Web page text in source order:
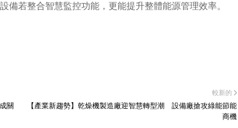
備若整合智慧監控功能，更能提升整體能源管理效率。
較新的
【產業新趨勢】乾燥機製造廠迎智慧轉型潮 設備廠搶攻綠能節能
商機
關